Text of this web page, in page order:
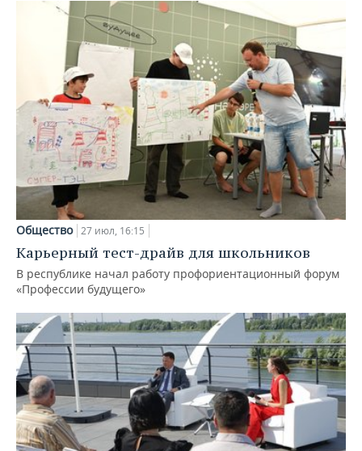
Общество 27 июл, 16:15
Карьерный тест-драйв для школьников
В республике начал работу профориентационный форум
«Профессии будущего»